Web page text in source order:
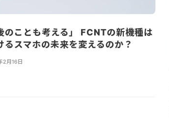
のことも考える」 FCNTの新機種は
るスマホの未来を変えるのか？
2月16日